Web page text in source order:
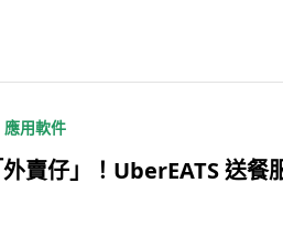
應用軟件
賣仔」！UberEATS 送餐